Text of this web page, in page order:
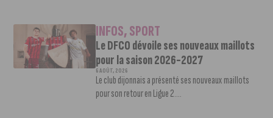
INFOS,SPORT
Le DFCO dévoile ses nouveaux maillots
pour la saison 2026-2027
6 AOÛT, 2026
Le club dijonnais a présenté ses nouveaux maillots
pour son retour en Ligue 2....